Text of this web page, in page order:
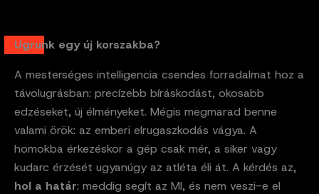
Ugrunk egy új korszakba?
A mesterséges intelligencia csendes forradalmat hoz a
távolugrásban: precízebb bíráskodást, okosabb
edzéseket, új élményeket. Mégis megmarad benne
valami örök: az emberi elrugaszkodás vágya. A
homokba érkezéskor a gép csak mér, a siker vagy
kudarc érzését ugyanúgy az atléta éli át. A kérdés az,
hol a határ: meddig segít az MI, és nem veszi-e el